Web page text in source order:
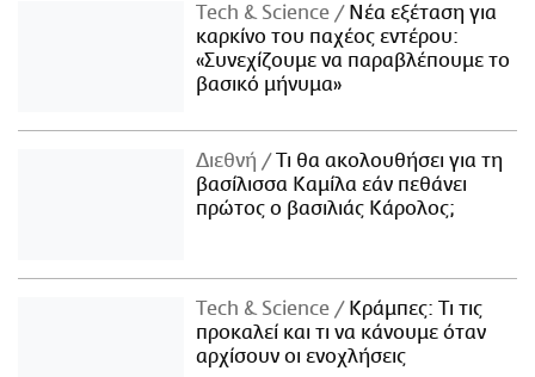
Τech & Science
Νέα εξέταση για
καρκίνο του παχέος εντέρου:
«Συνεχίζουμε να παραβλέπουμε το
βασικό μήνυμα»
Διεθνή
Τι θα ακολουθήσει για τη
βασίλισσα Καμίλα εάν πεθάνει
πρώτος ο βασιλιάς Κάρολος;
Τech & Science
Κράμπες: Τι τις
προκαλεί και τι να κάνουμε όταν
αρχίσουν οι ενοχλήσεις